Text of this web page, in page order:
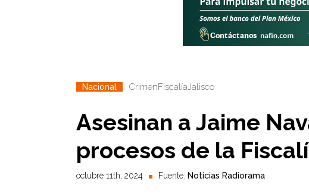
Nacional CrimenFiscalíaJalisco
Asesinan a Jaime
procesos de la
octubre 11th, 2024 Fuente: Noticias Radiorama